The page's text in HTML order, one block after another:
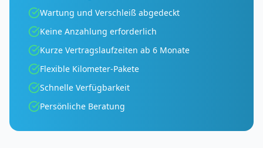
Wartung und Verschleiß abgedeckt
Keine Anzahlung erforderlich
Kurze Vertragslaufzeiten ab 6 Monate
Flexible Kilometer-Pakete
Schnelle Verfügbarkeit
Persönliche Beratung